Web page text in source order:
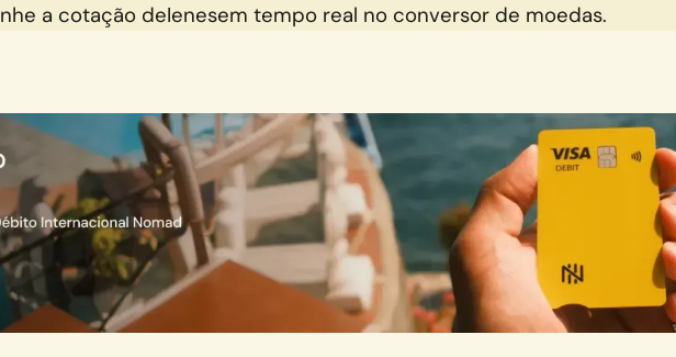
a cotação deIenesem tempo real no conversor de moedas.